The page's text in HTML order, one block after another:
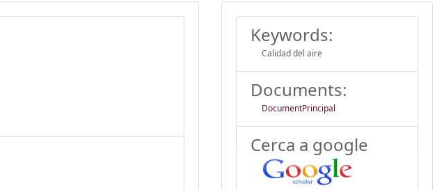
Keywords:
Calidad del aire
Documents:
DocumentPrincipal
Cerca a google